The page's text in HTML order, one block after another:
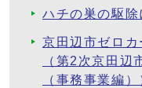
ハチの巣の駆除
京田辺市ゼロ
（第2次京田辺
（事務事業編）